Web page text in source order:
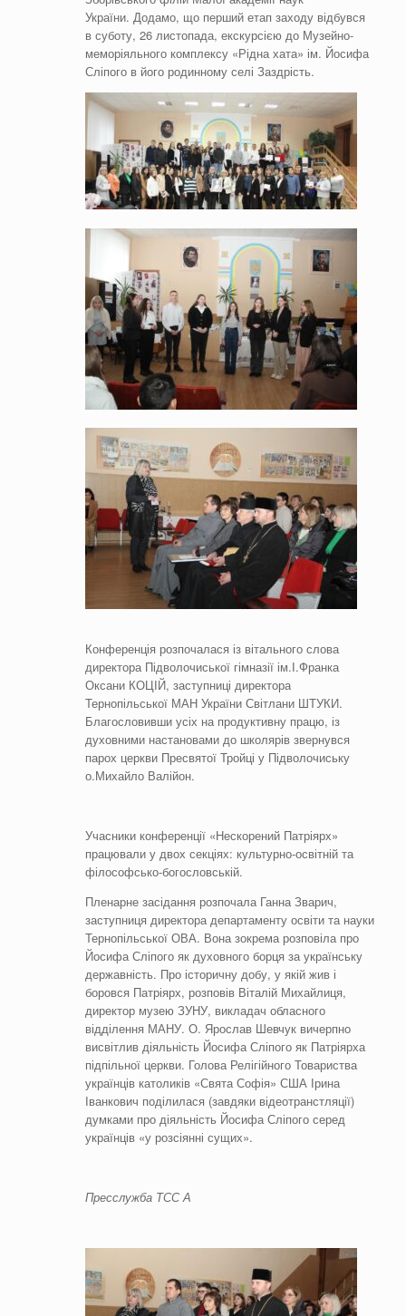
України. Додамо, що перший етап заходу відбувся
в суботу, 26 листопада, екскурсією до Музейно-
меморіяльного комплексу «Рідна хата» ім. Йосифа
Сліпого в його родинному селі Заздрість.
Конференція розпочалася із вітального слова
директора Підволочиської гімназії ім.І.Франка
Оксани КОЦІЙ, заступниці директора
Тернопільської МАН України Світлани ШТУКИ.
Благословивши усіх на продуктивну працю, із
духовними настановами до школярів звернувся
парох церкви Пресвятої Тройці у Підволочиську
о.Михайло Валійон.
Учасники конференції «Нескорений Патріярх»
працювали у двох секціях: культурно-освітній та
філософсько-богословській.
Пленарне засідання розпочала Ганна Зварич,
заступниця директора департаменту освіти та науки
Тернопільської ОВА. Вона зокрема розповіла про
Йосифа Сліпого як духовного борця за українську
державність. Про історичну добу, у якій жив і
боровся Патріярх, розповів Віталій Михайлиця,
директор музею ЗУНУ, викладач обласного
відділення МАНУ. О. Ярослав Шевчук вичерпно
висвітлив діяльність Йосифа Сліпого як Патріярха
підпільної церкви. Голова Релігійного Товариства
українців католиків «Свята Софія» США Ірина
Іванкович поділилася (завдяки відеотранстляції)
думками про діяльність Йосифа Сліпого серед
українців «у розсіянні сущих».
Пресслужба ТСС А